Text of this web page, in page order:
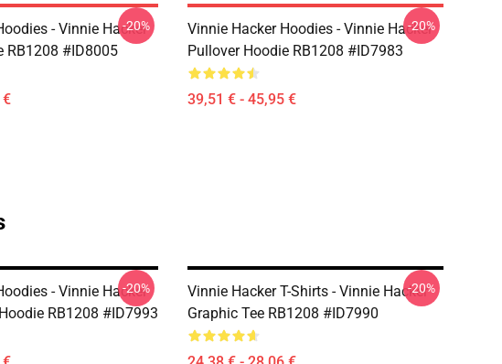
- Vinnie Hacker
RB1208 #ID8005
€
-20%
Vinnie Hacker Hoodies - Vinnie Hacker
Pullover Hoodie RB1208 #ID7983
39,51 € - 45,95 €
-20%
- Vinnie Hacker
RB1208 #ID7993
-20%
Vinnie Hacker T-Shirts - Vinnie Hacker
Graphic Tee RB1208 #ID7990
-20%